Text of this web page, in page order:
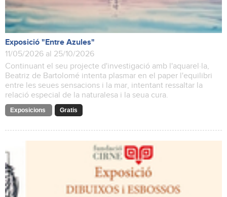
Exposició "Entre Azules"
11/05/2026 al 25/10/2026
Continuant el seu projecte d'investigació amb l'aquarel·la,
Beatriz de Bartolomé intenta plasmar en el paper l'equilibri
entre les seues sensacions i la mar, intentant ressaltar la
relació especial de la naturalesa i la seua cura.
Exposicions Gratis